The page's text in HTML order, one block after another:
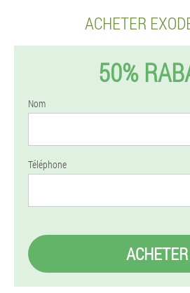
ACHETER
50%
Nom
Téléphone
ACHETER